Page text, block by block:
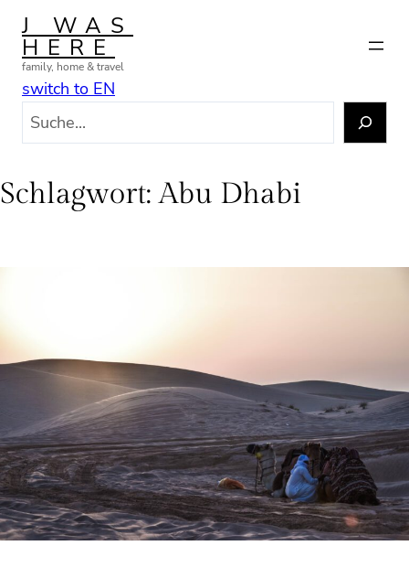
Zum
Inhalt
springen
J WAS
HERE
family, home & travel
switch to EN
h
e
Schlagwort:Abu Dhabi